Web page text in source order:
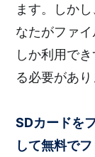
ます。しか
なたがファ
しか利用で
る必要があり
SDカードを
して無料で